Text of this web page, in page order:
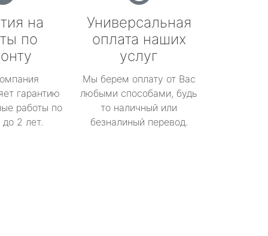
на
по
гарантию
работы по
2 лет.
Универсальная
оплата наших
услуг
Мы берем оплату от Вас
любыми способами, будь
то наличный или
безналиный перевод.